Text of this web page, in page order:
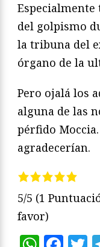
del golpismo
la tribuna del
órgano de la
Pero ojalá los
alguna de las
pérfido
agradecerían.
5/5 (1
favor)